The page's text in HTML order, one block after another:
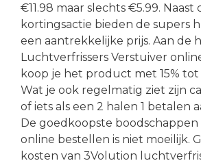
€11.98 maar slechts €5.99. Naast
kortingsactie bieden de supers
een aantrekkelijke prijs. Aan de
Luchtverfrissers Verstuiver
koop je het product met 15% tot
Wat je ook regelmatig ziet zijn
of iets als een 2 halen 1 betalen
De goedkoopste
online bestellen is niet moeilijk.
kosten van 3Volution